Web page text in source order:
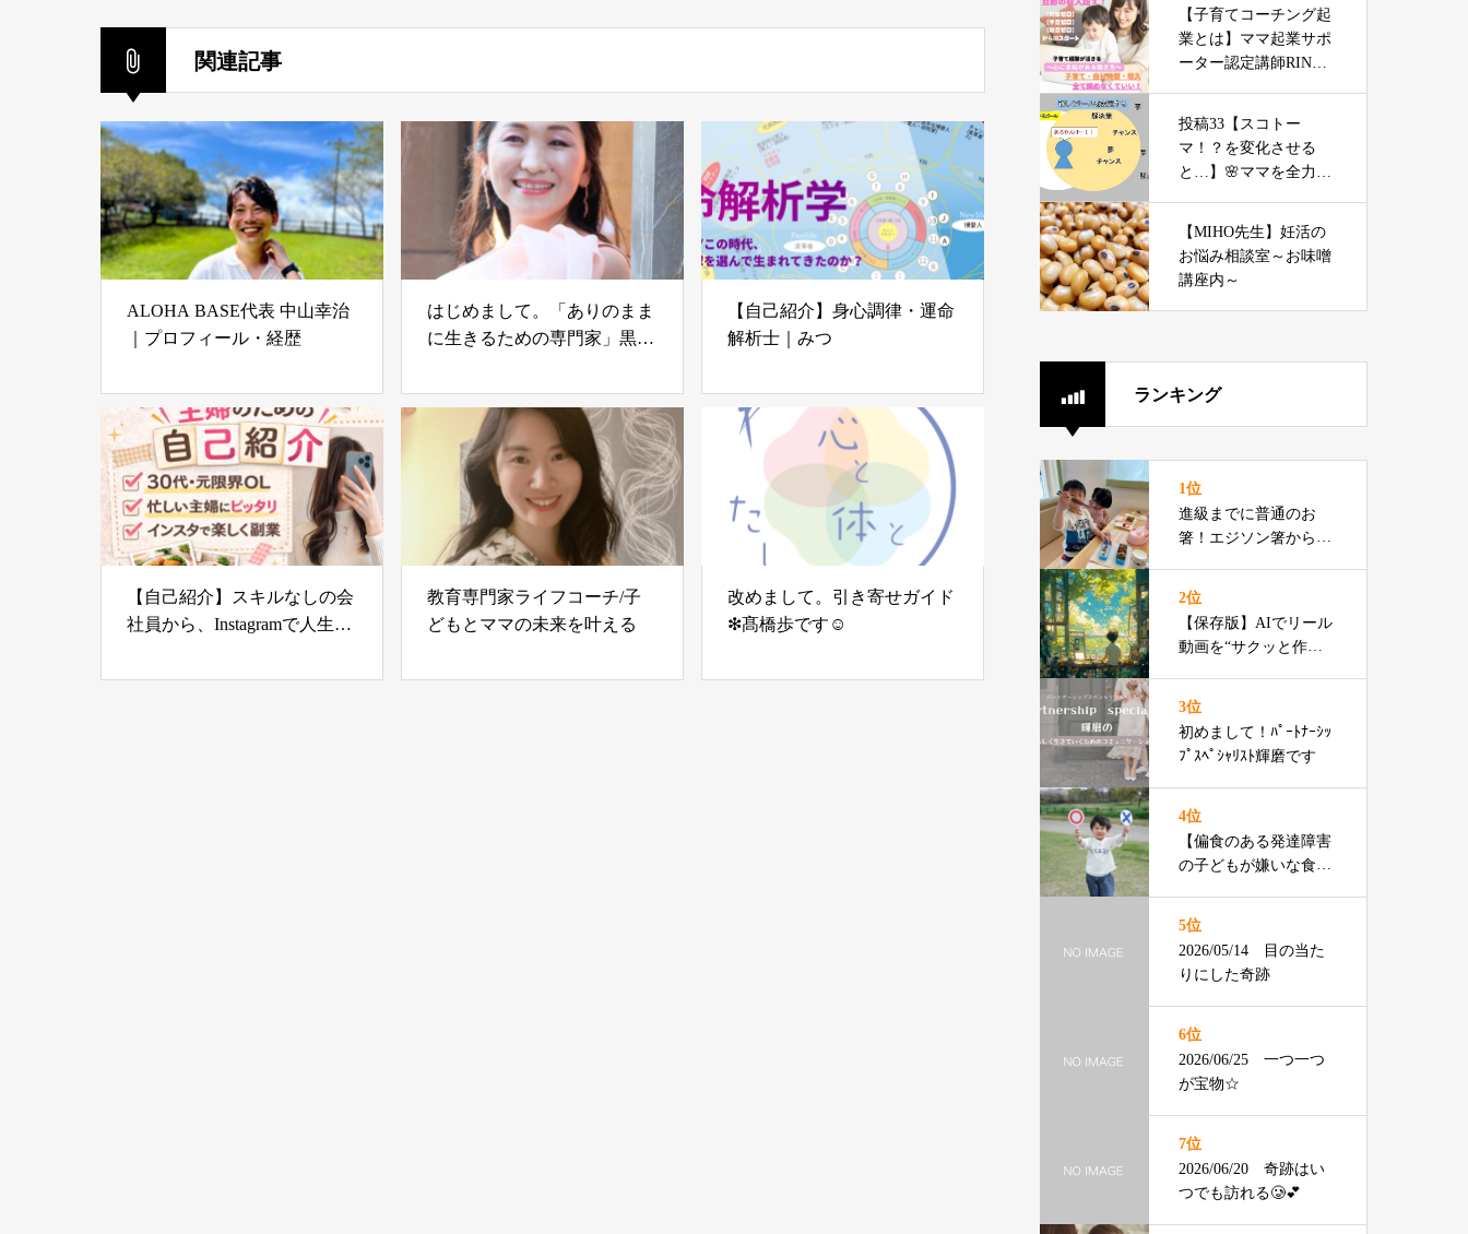
関連記事
ALOHA BASE代表 中山幸治
｜プロフィール・経歴
はじめまして。「ありのまま
に生きるための専門家」黒川
【自己紹介】身心調律・運命
解析士｜みつ
【自己紹介】スキルなしの会
社員から、Instagramで人生を
教育専門家ライフコーチ/子
どもとママの未来を叶える
改めまして。引き寄せガイド
❇︎髙橋歩です☺︎
【子育てコーチング起
業とは】ママ起業サポ
ーター認定講師RINA
投稿33【スコトー
マ！？を変化させる
と…】🌸ママを全力で
パワーアップコーチン
グ
【MIHO先生】妊活の
お悩み相談室～お味噌
講座内～
ランキング
1位
進級までに普通のお
箸！エジソン箸からの
2位
【保存版】AIでリール
動画を“サクッと作る”3
3位
初めまして！ﾊﾟｰﾄﾅｰｼｯ
ﾌﾟｽﾍﾟｼｬﾘｽﾄ輝磨です
4位
【偏食のある発達障害
の子どもが嫌いな食べ
5位
2026/05/14 目の当た
りにした奇跡
6位
2026/06/25 一つ一つ
が宝物☆
7位
2026/06/20 奇跡はい
つでも訪れる🥲💕